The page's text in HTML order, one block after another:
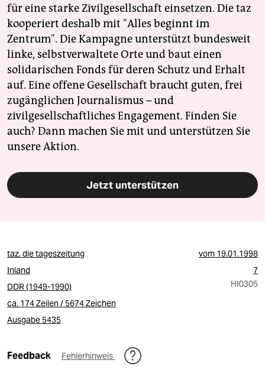
für eine starke Zivilgesellschaft einsetzen. Die taz
kooperiert deshalb mit "Alles beginnt im
Zentrum". Die Kampagne unterstützt bundesweit
linke, selbstverwaltete Orte und baut einen
solidarischen Fonds für deren Schutz und Erhalt
auf. Eine offene Gesellschaft braucht guten, frei
zugänglichen Journalismus – und
zivilgesellschaftliches Engagement. Finden Sie
auch? Dann machen Sie mit und unterstützen Sie
unsere Aktion.
Jetzt unterstützen
taz. die tageszeitung vom 19.01.1998
Inland
7
DDR (1949-1990)
HI0305
ca. 174 Zeilen / 5674 Zeichen
Ausgabe 5435
Feedback Fehlerhinweis